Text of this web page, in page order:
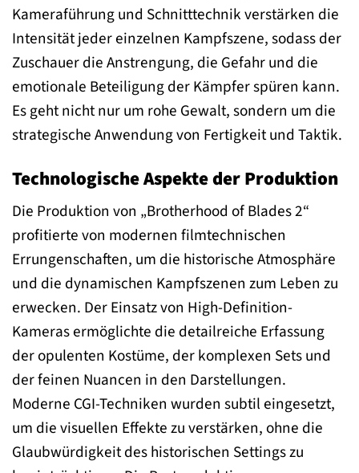
Kameraführung und Schnitttechnik verstärken die
Intensität jeder einzelnen Kampfszene, sodass der
Zuschauer die Anstrengung, die Gefahr und die
emotionale Beteiligung der Kämpfer spüren kann.
Es geht nicht nur um rohe Gewalt, sondern um die
strategische Anwendung von Fertigkeit und Taktik.
Technologische Aspekte der Produktion
Die Produktion von „Brotherhood of Blades 2“
profitierte von modernen filmtechnischen
Errungenschaften, um die historische Atmosphäre
und die dynamischen Kampfszenen zum Leben zu
erwecken. Der Einsatz von High-Definition-
Kameras ermöglichte die detailreiche Erfassung
der opulenten Kostüme, der komplexen Sets und
der feinen Nuancen in den Darstellungen.
Moderne CGI-Techniken wurden subtil eingesetzt,
um die visuellen Effekte zu verstärken, ohne die
Glaubwürdigkeit des historischen Settings zu